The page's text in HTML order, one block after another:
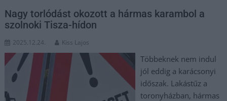
Nagy torlódást okozott a hármas karambol a
szolnoki Tisza-hídon
2025.12.24. Kiss Lajos
Többeknek nem indul
jól eddig a karácsonyi
időszak. Lakástűz a
toronyházban, hármas